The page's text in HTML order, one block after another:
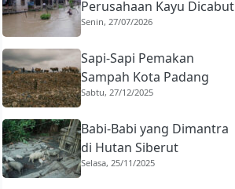
Perusahaan Kayu Dicabut
Senin, 27/07/2026
Sapi-Sapi Pemakan
Sampah Kota Padang
Sabtu, 27/12/2025
Babi-Babi yang Dimantra
di Hutan Siberut
Selasa, 25/11/2025